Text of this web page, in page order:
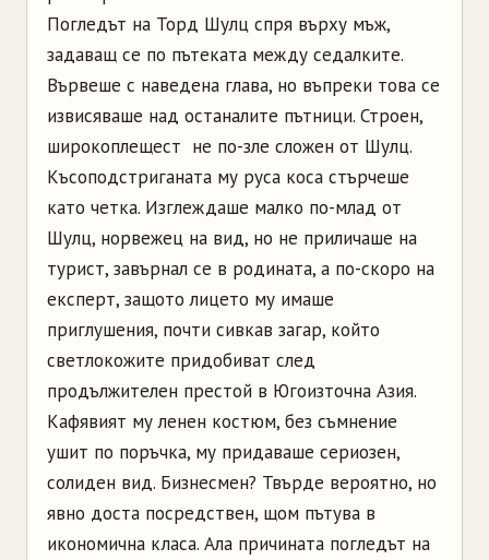
Погледът на Торд Шулц спря върху мъж,
задаващ се по пътеката между седалките.
Вървеше с наведена глава, но въпреки това се
извисяваше над останалите пътници. Строен,
широкоплещест ­ не по-зле сложен от Шулц.
Късоподстриганата му руса коса стърчеше
като четка. Изглеждаше малко по-млад от
Шулц, норвежец на вид, но не приличаше на
турист, завърнал се в родината, а по-скоро на
експерт, защото лицето му имаше
приглушения, почти сивкав загар, който
светлокожите придобиват след
продължителен престой в Югоизточна Азия.
Кафявият му ленен костюм, без съмнение
ушит по поръчка, му придаваше сериозен,
солиден вид. Бизнесмен? Твърде вероятно, но
явно доста посредствен, щом пътува в
икономична класа. Ала причината погледът на